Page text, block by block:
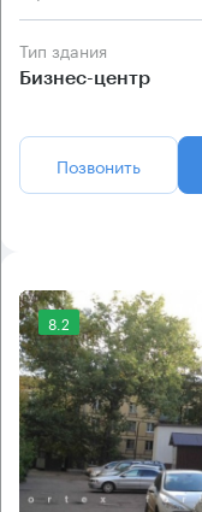
Тип здания
Бизнес-центр
Позвонить
8.2